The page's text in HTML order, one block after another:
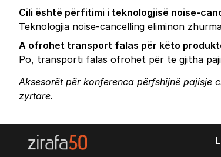
Cili është përfitimi i teknologjisë noise-
Teknologjia noise-cancelling eliminon
A ofrohet transport falas për këto
Po, transporti falas ofrohet për të gjitha
Aksesorët për konferenca përfshijnë pajisje
zyrtare.